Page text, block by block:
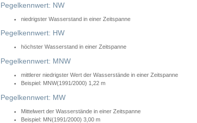
Pegelkennwert: NW
niedrigster Wasserstand in einer Zeitspanne
Pegelkennwert: HW
höchster Wasserstand in einer Zeitspanne
Pegelkennwert: MNW
mittlerer niedrigster Wert der Wasserstände in einer Zeitspanne
Beispiel: MNW(1991/2000) 1,22 m
Pegelkennwert: MW
Mittelwert der Wasserstände in einer Zeitspanne
Beispiel: MN(1991/2000) 3,00 m